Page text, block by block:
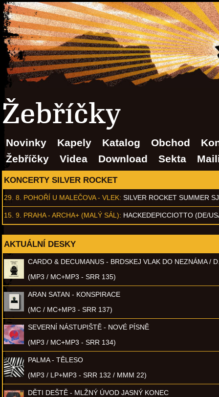
Žebříčky
Novinky Kapely Katalog Obchod
Žebříčky
Videa Download Sekta
KONCERTY SILVER ROCKET
29. 8. POHOŘÍ U MALEČOVA - VLEK: SILVER ROCKET SUMMER
15. 9. PRAHA - ARCHA+ (MALÝ SÁL): HACKEDEPICCIOTTO (DE/
AKTUÁLNÍ DESKY
CARDO & DECUMANUS - BRDSKEJ VLAK DO NEZNÁMA /
(MP3 / MC+MP3 - SRR 135)
ARAN SATAN - KONSPIRACE
(MC / MC+MP3 - SRR 137)
SEVERNÍ NÁSTUPIŠTĚ - NOVÉ PÍSNĚ
(MP3 / MC+MP3 - SRR 134)
PALMA - TĚLESO
(MP3 / LP+MP3 - SRR 132 / MMM 22)
DĚTI DEŠTĚ - MLŽNÝ ÚVOD JASNÝ KONEC